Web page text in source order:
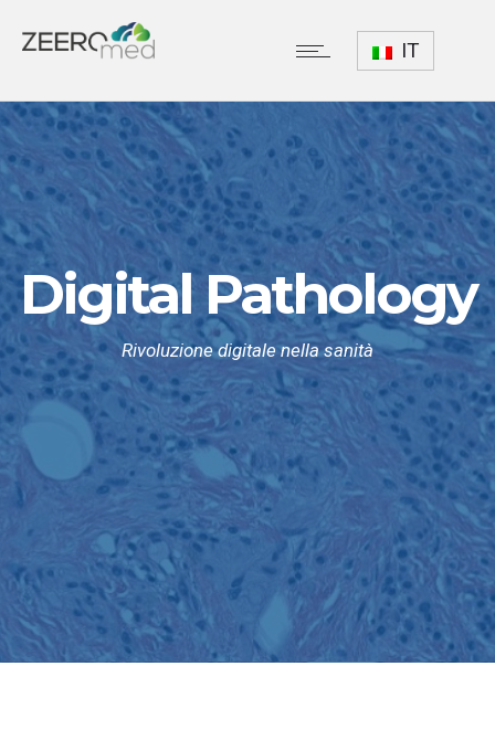
IT
Digital Pathology
Rivoluzione digitale nella sanità